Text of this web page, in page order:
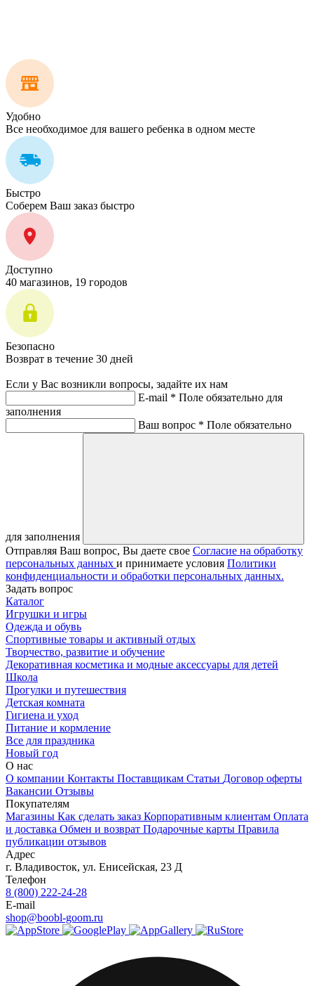
Удобно
Все необходимое для вашего ребенка в одном месте
Быстро
Соберем Ваш заказ быстро
Доступно
40 магазинов, 19 городов
Безопасно
Возврат в течение 30 дней
Если у Вас возникли вопросы, задайте их нам
E-mail * Поле обязательно для
заполнения
Ваш вопрос * Поле обязательно
для заполнения
Отправляя Ваш вопрос, Вы даете свое Согласие на обработку
персональных данных и принимаете условия Политики
конфиденциальности и обработки персональных данных.
Задать вопрос
Каталог
Игрушки и игры
Одежда и обувь
Спортивные товары и активный отдых
Творчество, развитие и обучение
Декоративная косметика и модные аксессуары для детей
Школа
Прогулки и путешествия
Детская комната
Гигиена и уход
Питание и кормление
Все для праздника
Новый год
О нас
О компании Контакты Поставщикам Статьи Договор оферты
Вакансии Отзывы
Покупателям
Магазины Как сделать заказ Корпоративным клиентам Оплата
и доставка Обмен и возврат Подарочные карты Правила
публикации отзывов
Адрес
г. Владивосток, ул. Енисейская, 23 Д
Телефон
8 (800) 222-24-28
E-mail
shop@boobl-goom.ru